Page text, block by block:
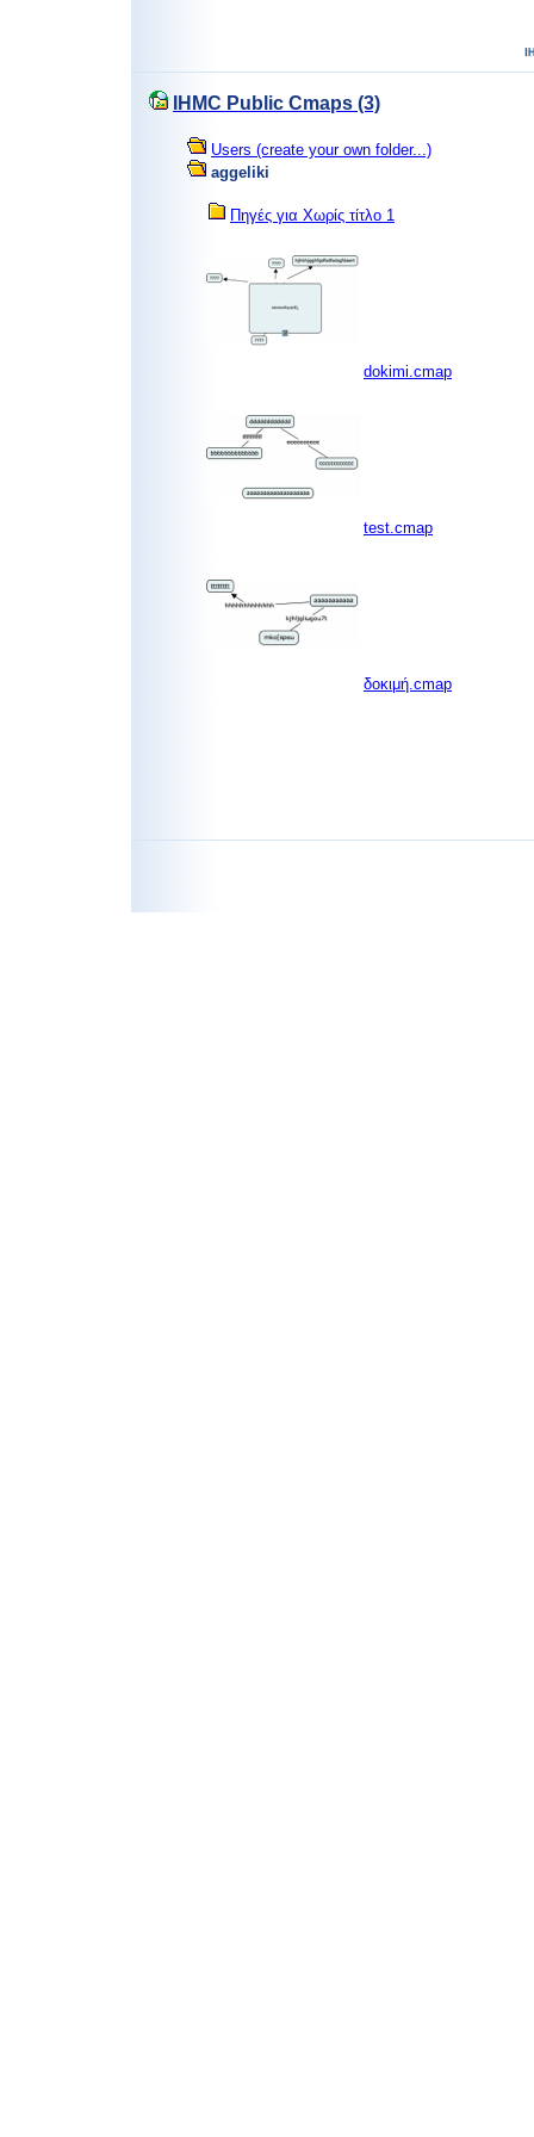
IHMC Public Cmaps (3)
Users (create your own folder...)
aggeliki
Πηγές για Χωρίς τίτλο 1
dokimi.cmap
test.cmap
δοκιμή.cmap